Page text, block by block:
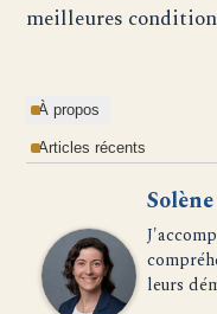
meilleures
À propos
Articles récents
leurs